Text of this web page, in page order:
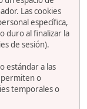
Las cookies
específica,
duro al finalizar la
de sesión).
estándar a las
permiten o
temporales o